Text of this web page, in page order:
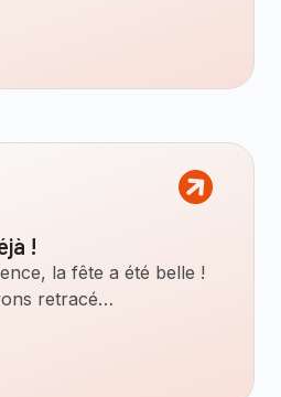
!
la fête a été belle !
retracé…